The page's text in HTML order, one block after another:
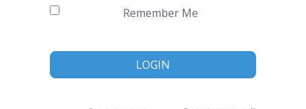
Remember Me
LOGIN